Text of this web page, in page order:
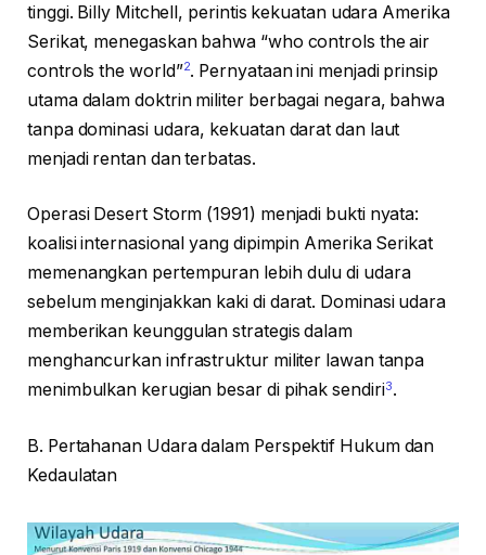
tinggi. Billy Mitchell, perintis kekuatan udara Amerika
Serikat, menegaskan bahwa “who controls the air
controls the world”2. Pernyataan ini menjadi prinsip
utama dalam doktrin militer berbagai negara, bahwa
tanpa dominasi udara, kekuatan darat dan laut
menjadi rentan dan terbatas.
Operasi Desert Storm (1991) menjadi bukti nyata:
koalisi internasional yang dipimpin Amerika Serikat
memenangkan pertempuran lebih dulu di udara
sebelum menginjakkan kaki di darat. Dominasi udara
memberikan keunggulan strategis dalam
menghancurkan infrastruktur militer lawan tanpa
menimbulkan kerugian besar di pihak sendiri3.
B. Pertahanan Udara dalam Perspektif Hukum dan
Kedaulatan